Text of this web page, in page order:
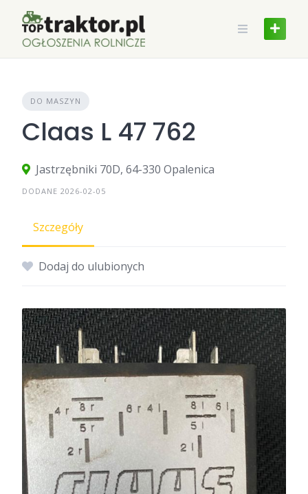
content
DO MASZYN
Claas L 47 762
Jastrzębniki 70D, 64-330 Opalenica
DODANE 2026-02-05
Szczegóły
Dodaj do ulubionych